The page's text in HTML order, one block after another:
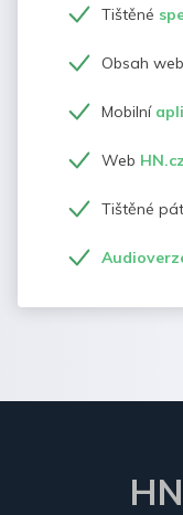
Tištěné
Obsah
Mobilní
Web
Tištěné